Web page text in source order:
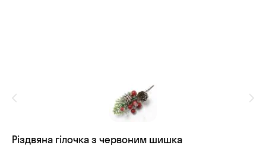
Різдвяна гілочка з червоним шишка